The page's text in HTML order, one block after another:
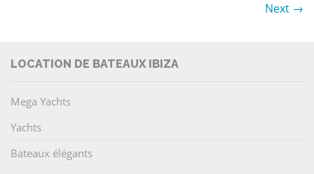
Next →
LOCATION DE BATEAUX IBIZA
Mega Yachts
Yachts
Bateaux élégants